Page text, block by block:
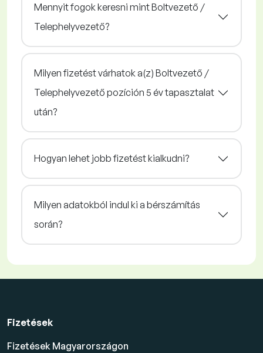
Mennyit fogok keresni mint Boltvezető /
Telephelyvezető?
Milyen fizetést várhatok a(z) Boltvezető /
Telephelyvezető pozíción 5 év tapasztalat
után?
Hogyan lehet jobb fizetést kialkudni?
Milyen adatokból indul ki a bérszámítás
során?
Fizetések
Fizetések Magyarországon